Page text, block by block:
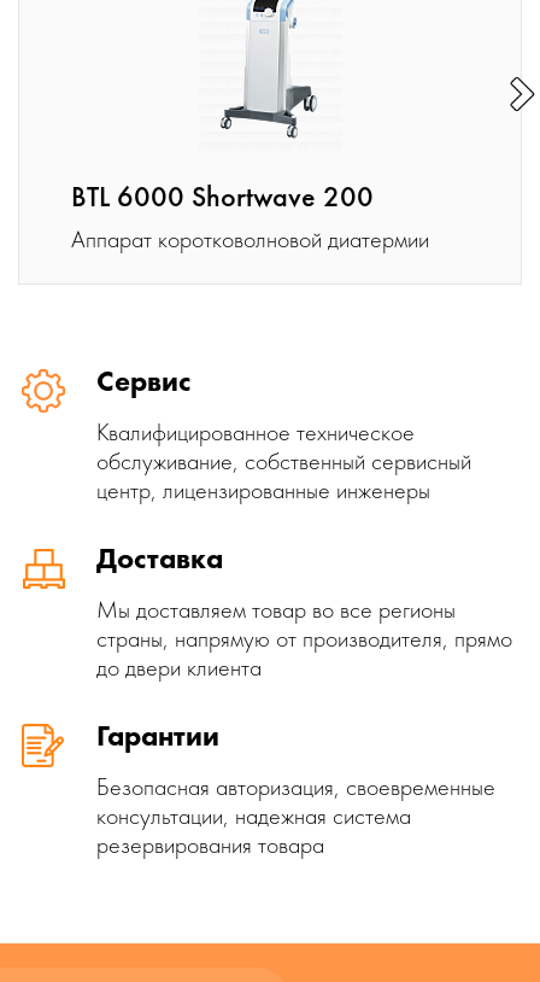
BTL 6000 Shortwave 200
Аппарат коротковолновой диатермии
Сервис
Квалифицированное техническое
обслуживание, собственный сервисный
центр, лицензированные инженеры
Доставка
Мы доставляем товар во все регионы
страны, напрямую от производителя, прямо
до двери клиента
Гарантии
Безопасная авторизация, своевременные
консультации, надежная система
резервирования товара